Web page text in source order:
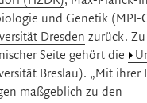
und Genetik (MPI-
Dresden zurück.
Seite gehört die
Breslau). „Mit ihrer
maßgeblich zu den